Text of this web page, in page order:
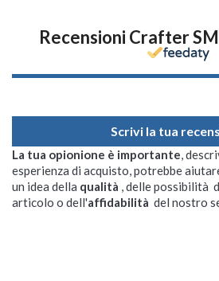
Recensioni Crafter
Scrivi la tua
La tua opionione è importante,
esperienza di acquisto, potrebbe
un idea della qualità , delle possibilità
articolo o dell'affidabilità del nostro